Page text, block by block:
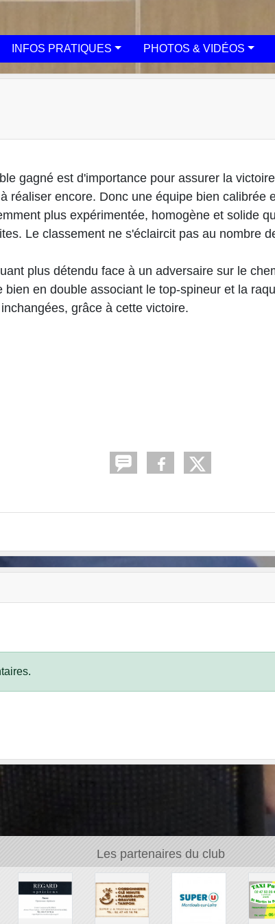
INFOS PRATIQUES PHOTOS & VIDÉOS
gagné est d'importance pour assurer la
réaliser encore. Donc une équipe bien
plus expérimentée, homogène et solide
Le classement ne s'éclaircit pas au nombre
plus détendu face à un adversaire sur le
en double associant le top-spineur et la
grâce à cette victoire.
Les partenaires du club